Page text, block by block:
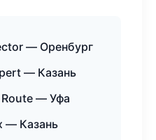
— Оренбург
— Казань
— Уфа
— Казань